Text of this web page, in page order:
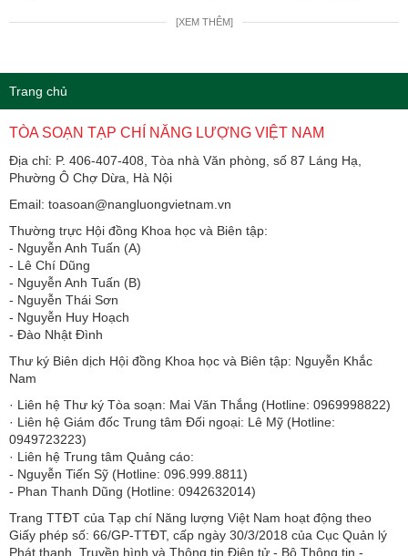
[XEM THÊM]
Trang chủ
TÒA SOẠN TẠP CHÍ NĂNG LƯỢNG VIỆT NAM
Địa chỉ: P. 406-407-408, Tòa nhà Văn phòng, số 87 Láng Hạ,
Phường Ô Chợ Dừa, Hà Nội
Email: toasoan@nangluongvietnam.vn
Thường trực Hội đồng Khoa học và Biên tập:
​​​​​​- Nguyễn Anh Tuấn (A)
- Lê Chí Dũng
- Nguyễn Anh Tuấn (B)
- Nguyễn Thái Sơn
- Nguyễn Huy Hoạch
- Đào Nhật Đình
Thư ký Biên dịch Hội đồng Khoa học và Biên tập: Nguyễn Khắc
Nam
· Liên hệ Thư ký Tòa soạn: Mai Văn Thắng (Hotline: 0969998822)
· Liên hệ Giám đốc Trung tâm Đối ngoại: Lê Mỹ (Hotline:
0949723223)
· Liên hệ Trung tâm Quảng cáo:
- Nguyễn Tiến Sỹ (Hotline: 096.999.8811)
- Phan Thanh Dũng (Hotline: 0942632014)
Trang TTĐT của Tạp chí Năng lượng Việt Nam hoạt động theo
Giấy phép số: 66/GP-TTĐT, cấp ngày 30/3/2018 của Cục Quản lý
Phát thanh, Truyền hình và Thông tin Điện tử - Bộ Thông tin -